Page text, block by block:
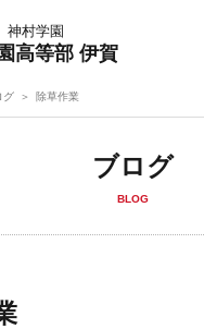
村学園
高等部 伊賀
グ 除草作業
ブログ
BLOG